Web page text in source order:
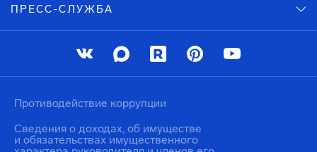
ПРЕСС-СЛУЖБА
Противодействие коррупции
Сведения о доходах, об имуществе
и обязательствах имущественного